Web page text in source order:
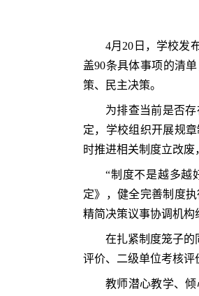
4月20日，学校发
盖90条具体事项的清
策、民主决策。
为排查当前是否
定，学校组织开展规
时推进相关制度立改废
“制度不是越多越
定》，健全完善制度
精简决策议事协调机构
在扎紧制度笼子的
评价、二级单位考核评
教师潜心教学、